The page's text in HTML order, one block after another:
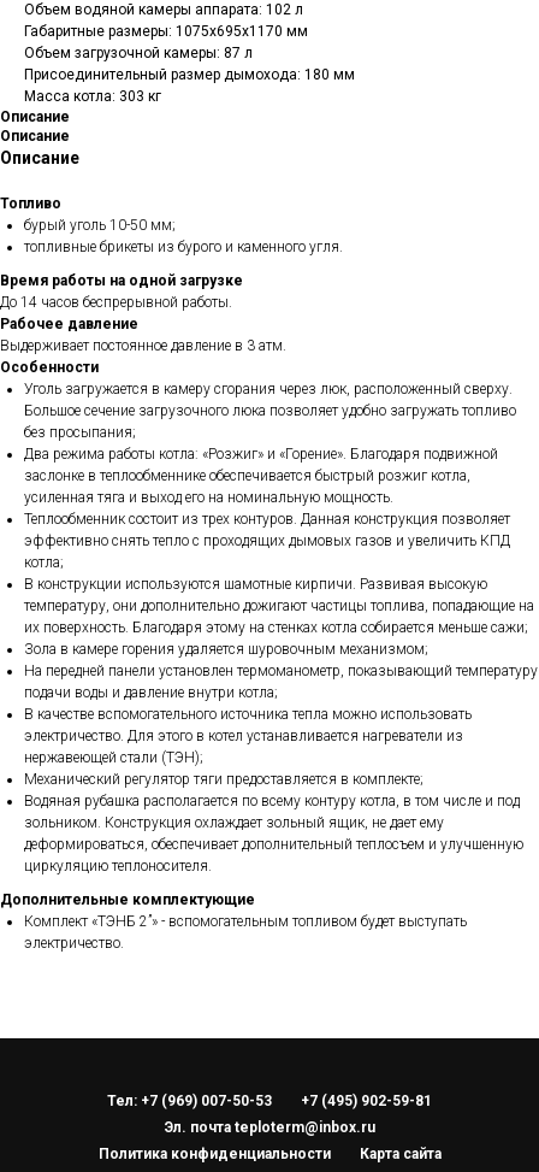
Объем водяной камеры аппарата: 102 л
Габаритные размеры: 1075х695х1170 мм
Объем загрузочной камеры: 87 л
Присоединительный размер дымохода: 180 мм
Масса котла: 303 кг
Описание
Описание
Описание
Топливо
бурый уголь 10-50 мм;
топливные брикеты из бурого и каменного угля.
Время работы на одной загрузке
До 14 часов беспрерывной работы.
Рабочее давление
Выдерживает постоянное давление в 3 атм.
Особенности
Уголь загружается в камеру сгорания через люк, расположенный сверху.
Большое сечение загрузочного люка позволяет удобно загружать топливо
без просыпания;
Два режима работы котла: «Розжиг» и «Горение». Благодаря подвижной
заслонке в теплообменнике обеспечивается быстрый розжиг котла,
усиленная тяга и выход его на номинальную мощность.
Теплообменник состоит из трех контуров. Данная конструкция позволяет
эффективно снять тепло с проходящих дымовых газов и увеличить КПД
котла;
В конструкции используются шамотные кирпичи. Развивая высокую
температуру, они дополнительно дожигают частицы топлива, попадающие на
их поверхность. Благодаря этому на стенках котла собирается меньше сажи;
Зола в камере горения удаляется шуровочным механизмом;
На передней панели установлен термоманометр, показывающий температуру
подачи воды и давление внутри котла;
В качестве вспомогательного источника тепла можно использовать
электричество. Для этого в котел устанавливается нагреватели из
нержавеющей стали (ТЭН);
Механический регулятор тяги предоставляется в комплекте;
Водяная рубашка располагается по всему контуру котла, в том числе и под
зольником. Конструкция охлаждает зольный ящик, не дает ему
деформироваться, обеспечивает дополнительный теплосъем и улучшенную
циркуляцию теплоносителя.
Дополнительные комплектующие
Комплект «ТЭНБ 2”» - вспомогательным топливом будет выступать
электричество.
Тел: +7 (969) 007-50-53
+7 (495) 902-59-81
Эл. почта teploterm@inbox.ru
Политика конфиденциальности
Карта сайта